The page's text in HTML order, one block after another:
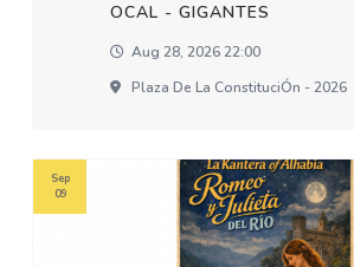
OCAL - GIGANTES
Aug 28, 2026 22:00
Plaza De La ConstituciÓn - 2026
Sep
09